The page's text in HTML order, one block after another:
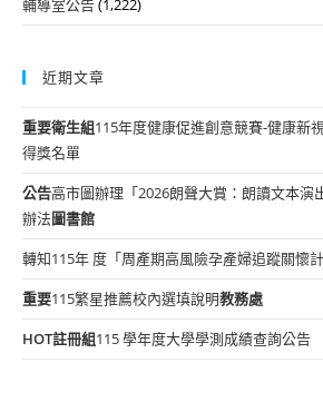
輔導室公告(1,222)
近期文章
重要衛生組115年度健康促進創意競賽-健康新
得獎名單
公告高市圖辦理「2026朗聲大賞：朗讀文本演
辦法圖書館
轉知115年 度「周產期高風險孕產婦追蹤關懷計
重要115繁星推薦校內選填說明教務處
HOT註冊組115 學年度大學學測成績查詢公告